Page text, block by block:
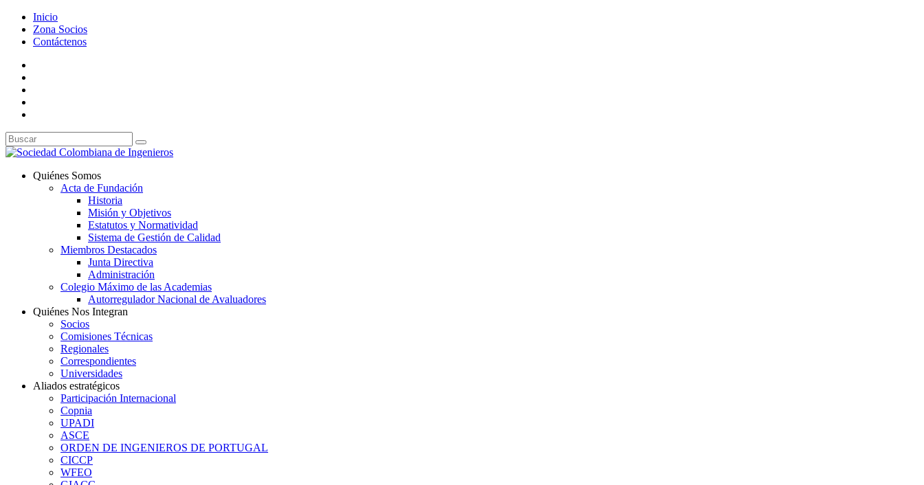
Inicio
Zona Socios
Contáctenos
Quiénes Somos
Acta de Fundación
Historia
Misión y Objetivos
Estatutos y Normatividad
Sistema de Gestión de Calidad
Miembros Destacados
Junta Directiva
Administración
Colegio Máximo de las Academias
Autorregulador Nacional de Avaluadores
Quiénes Nos Integran
Socios
Comisiones Técnicas
Regionales
Correspondientes
Universidades
Aliados estratégicos
Participación Internacional
Copnia
UPADI
ASCE
ORDEN DE INGENIEROS DE PORTUGAL
CICCP
WFEO